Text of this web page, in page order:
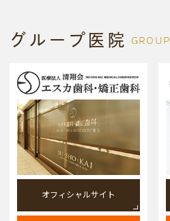
グループ医院 GROUP
オフィシャルサイト